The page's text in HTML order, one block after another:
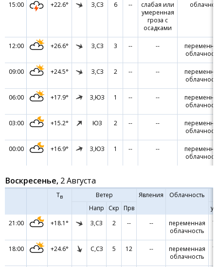
15:00 +22.6° З,СЗ 6 --
слабая или
умеренная
гроза с
осадками
облачно
12:00 +26.6° З,СЗ 3 -- --
09:00 +24.5° З,СЗ 2 -- --
06:00 +17.9° З,ЮЗ 1 -- --
03:00 +15.2° ЮЗ 2 -- --
00:00 +16.9° З,ЮЗ 1 -- --
Воскресенье, 2 Августа
Тв Ветер Явления
Облачность
Напр
Скр Прв
21:00
+18.1° З,СЗ 2 -- --
переменная
облачность
18:00 +24.6° С,СЗ 5 12 --
переменная
облачность